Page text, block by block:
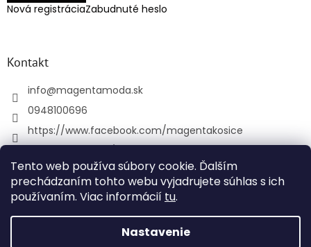
Tento web používa súbory cookie. Ďalším
prechádzaním tohto webu vyjadrujete súhlas s ich
používaním. Viac informácií tu.
Nastavenie
Nová registráciaZabudnuté heslo
Kontakt
info@magentamoda.sk
0948100696
https://www.facebook.com/magentakosice
+421948100696